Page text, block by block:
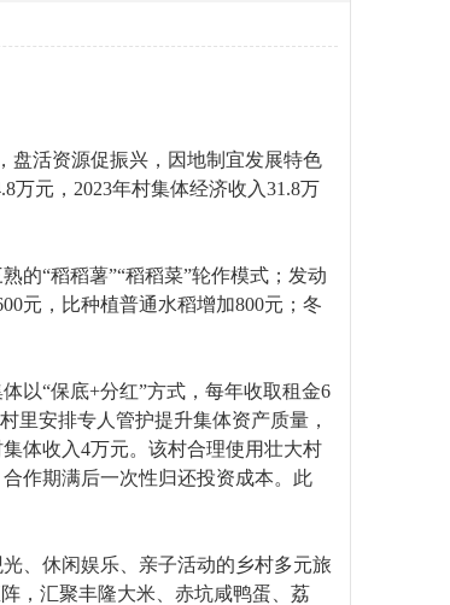
盘活资源促振兴，因地制宜发展特色
万元，2023年村集体经济收入31.8万
“稻稻薯”“稻稻菜”轮作模式；发动
元，比种植普通水稻增加800元；冬
“保底+分红”方式，每年收取租金6
里安排专人管护提升集体资产质量，
体收入4万元。该村合理使用壮大村
作期满后一次性归还投资成本。此
、休闲娱乐、亲子活动的乡村多元旅
，汇聚丰隆大米、赤坑咸鸭蛋、荔